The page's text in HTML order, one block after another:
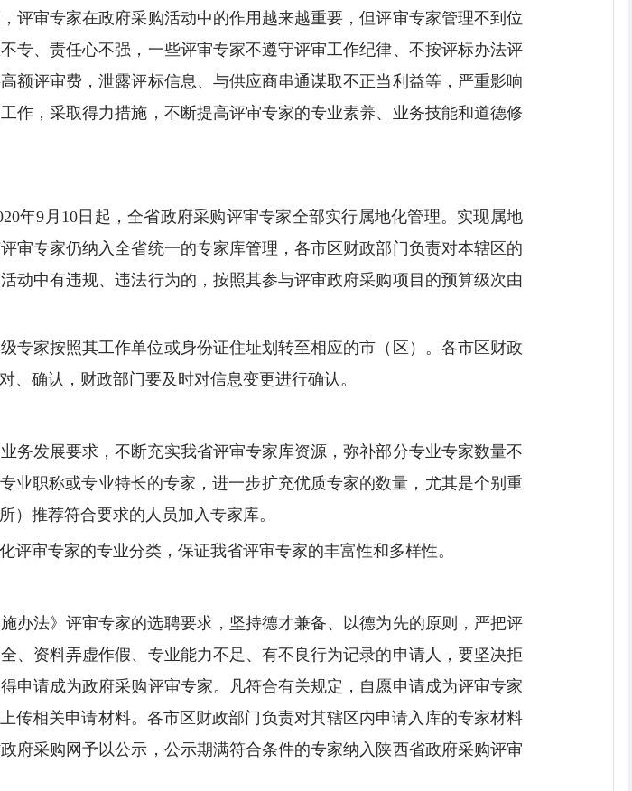
评审专家在政府采购活动中的作用越来越重要，但评审专家管理不到位
专、责任心不强，一些评审专家不遵守评审工作纪律、不按评标办法评
额评审费，泄露评标信息、与供应商串通谋取不正当利益等，严重影响
作，采取得力措施，不断提高评审专家的专业素养、业务技能和道德修
年9月10日起，全省政府采购评审专家全部实行属地化管理。实现属地
审专家仍纳入全省统一的专家库管理，各市区财政部门负责对本辖区的
动中有违规、违法行为的，按照其参与评审政府采购项目的预算级次由
专家按照其工作单位或身份证住址划转至相应的市（区）。各市区财政
、确认，财政部门要及时对信息变更进行确认。
务发展要求，不断充实我省评审专家库资源，弥补部分专业专家数量不
业职称或专业特长的专家，进一步扩充优质专家的数量，尤其是个别重
）推荐符合要求的人员加入专家库。
审专家的专业分类，保证我省评审专家的丰富性和多样性。
办法》评审专家的选聘要求，坚持德才兼备、以德为先的原则，严把评
、资料弄虚作假、专业能力不足、有不良行为记录的申请人，要坚决拒
申请成为政府采购评审专家。凡符合有关规定，自愿申请成为评审专家
传相关申请材料。各市区财政部门负责对其辖区内申请入库的专家材料
府采购网予以公示，公示期满符合条件的专家纳入陕西省政府采购评审